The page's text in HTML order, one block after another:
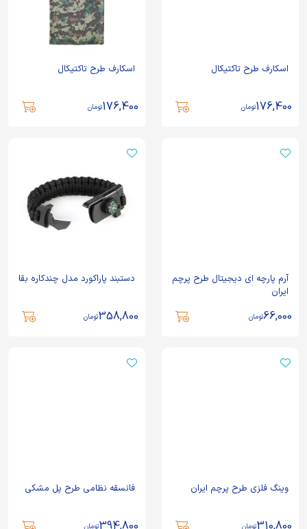
اسکارف طرح تاکتیکال
176,400تومان
اسکارف طرح تاکتیکال
176,400تومان
آرم پارچه ای دیجیتال طرح پرچم
ایران
66,000تومان
دستبند پاراکورد مدل چندکاره بقا
358,800تومان
وینگ فلزی طرح پرچم ایران
تومان
فانسقه نظامی طرح پل مشکی
تومان